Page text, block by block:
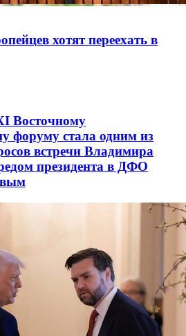
хотят переехать в
Восточному
форуму стала одним из
встречи Владимира
президента в ДФО